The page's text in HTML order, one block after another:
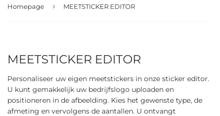
Homepage › MEETSTICKER EDITOR
MEETSTICKER EDITOR
Personaliseer uw eigen meetstickers in onze sticker editor.
U kunt gemakkelijk uw bedrijfslogo uploaden en
positioneren in de afbeelding. Kies het gewenste type, de
afmeting en vervolgens de aantallen. U ontvangt